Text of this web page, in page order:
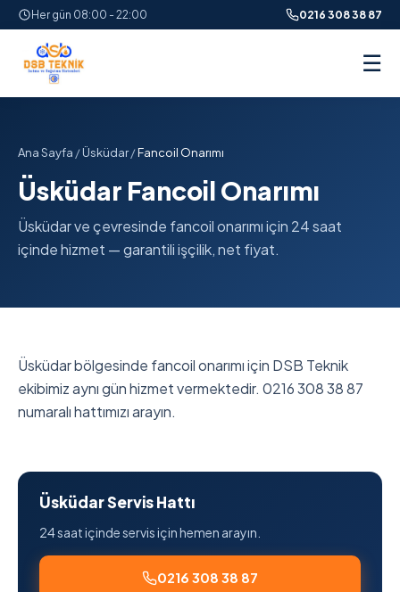
Her gün 08:00 - 22:00 0216 308 38 87
☰
Ana Sayfa /Üsküdar/Fancoil Onarımı
Üsküdar Fancoil Onarımı
Üsküdar ve çevresinde fancoil onarımı için 24 saat
içinde hizmet — garantili işçilik, net fiyat.
Üsküdar bölgesinde fancoil onarımı için DSB Teknik
ekibimiz aynı gün hizmet vermektedir. 0216 308 38 87
numaralı hattımızı arayın.
Üsküdar Servis Hattı
24 saat içinde servis için hemen arayın.
0216 308 38 87